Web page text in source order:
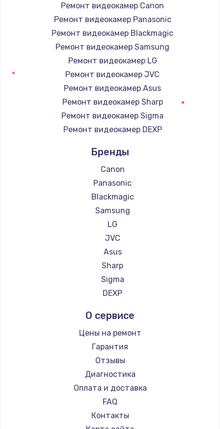
Ремонт видеокамер Canon
Ремонт видеокамер Panasonic
Ремонт видеокамер Blackmagic
Ремонт видеокамер Samsung
Ремонт видеокамер LG
Ремонт видеокамер JVC
Ремонт видеокамер Asus
Ремонт видеокамер Sharp
Ремонт видеокамер Sigma
Ремонт видеокамер DEXP
Бренды
Canon
Panasonic
Blackmagic
Samsung
LG
JVC
Asus
Sharp
Sigma
DEXP
О сервисе
Цены на ремонт
Гарантия
Отзывы
Диагностика
Оплата и доставка
FAQ
Контакты